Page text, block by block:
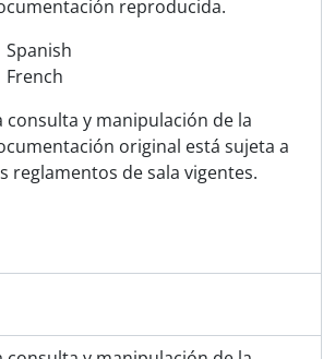
reproducida.
Spanish
French
consulta y manipulación de la
original está sujeta a
reglamentos de sala vigentes.